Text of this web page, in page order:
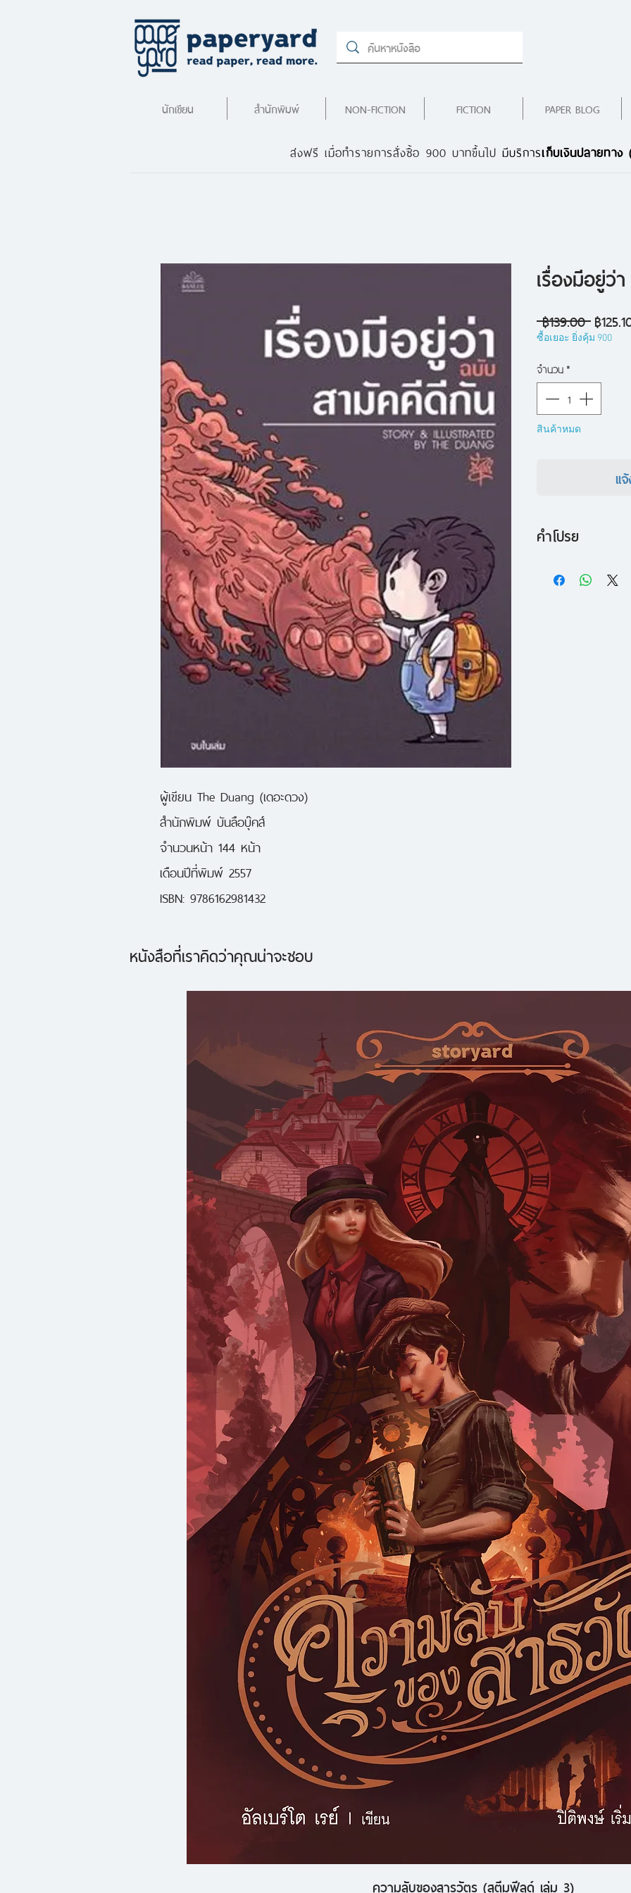
นักเขียน สำนักพิมพ์ NON-FICTION FICTION PAPER BLOG
ผู้เขียน The Duang (เดอะดวง)
สำนักพิมพ์ บันลือบุ๊คส์
จำนวนหน้า 144 หน้า
เดือนปีที่พิมพ์ 2557
ISBN: 9786162981432
เรื่องมีอยู่
฿139.00 ราคา
ปกติ
฿
ซื้อเยอะ ยิ่งคุ้ม 900
จำนวน*
สินค้าหมด
แ
คำโปรย
พบกับการกลับมา
ส่งฟรี เมื่อทำรายการสั่งซื้อ 900 บาทขึ้นไป มีบริการเก็บเงินปลายทาง
หนังสือที่เราคิดว่าคุณน่าจะชอบ
ดูข้อมูลด่วน
ความลับของสารวัตร (สตีมฟีลด์ เล่ม 3)